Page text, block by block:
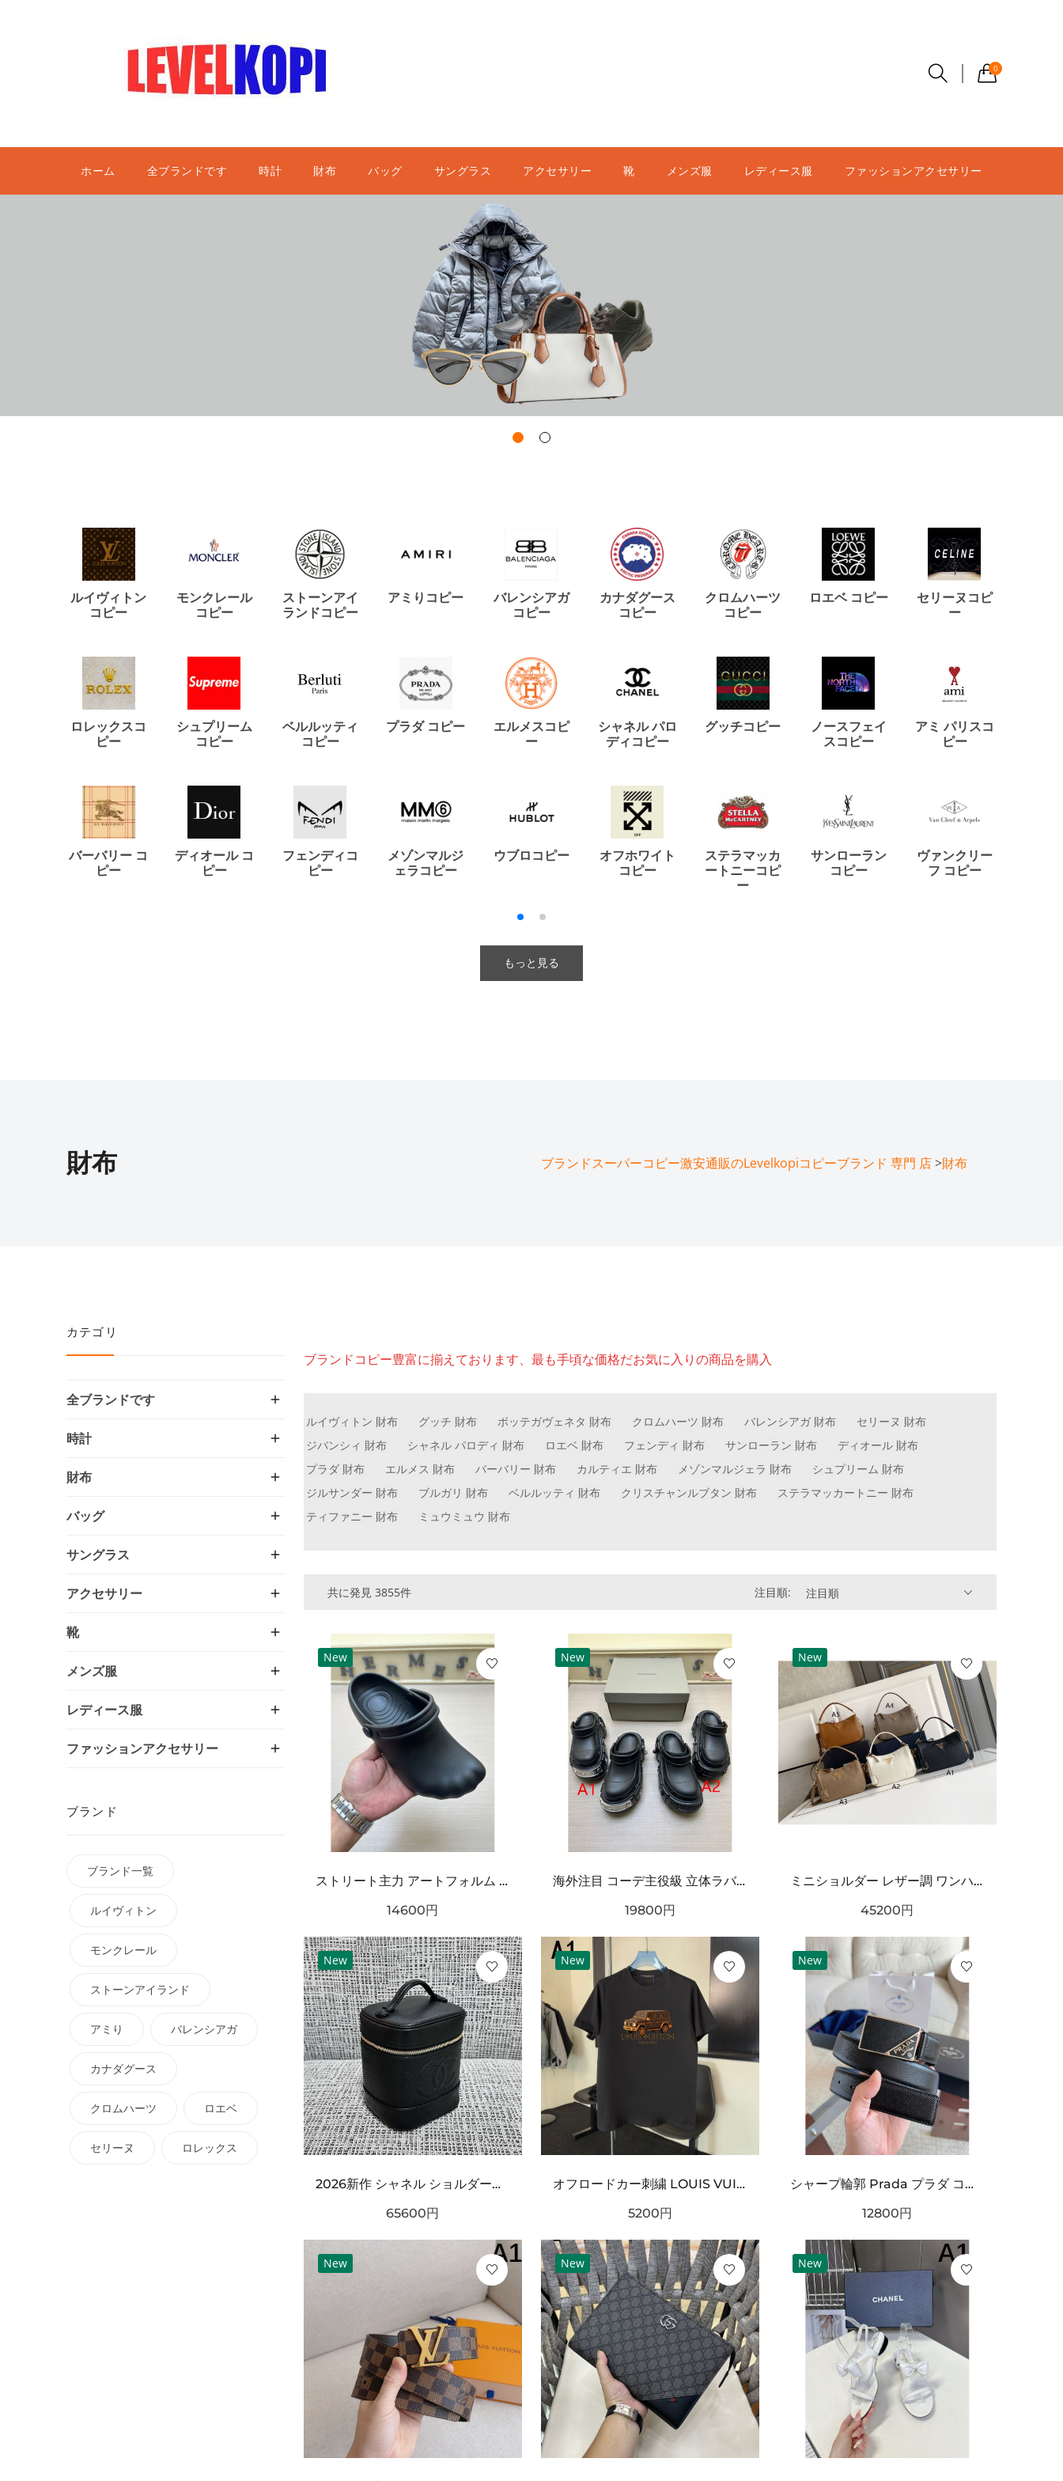
0
ホーム 全ブランドです 時計 財布 バッグ サングラス アクセサリー 靴 メンズ服 レディース服 ファッションアクセサリー
ルイヴィトン
コピー
モンクレール
コピー
ストーンアイ
ランドコピー
アミりコピー
バレンシアガ
コピー
カナダグース
コピー
クロムハーツ
コピー
ロエベ コピー
セリーヌコピ
ー
ロレックスコ
ピー
シュプリーム
コピー
ベルルッティ
コピー
プラダ コピー
エルメスコピ
ー
シャネル パロ
ディコピー
グッチコピー
ノースフェイ
スコピー
アミ パリスコ
ピー
バーバリー コ
ピー
ディオール コ
ピー
フェンディコ
ピー
メゾンマルジ
ェラコピー
ウブロコピー
オフホワイト
コピー
ステラマッカ
ートニーコピ
ー
サンローラン
コピー
ヴァンクリー
フ コピー
もっと見る
財布 ブランドスーパーコピー激安通販のLevelkopiコピーブランド 専門 店>財布
ブランドコピー豊富に揃えております、最も手頃な価格だお気に入りの商品を購入
ルイヴィトン 財布 グッチ 財布 ボッテガヴェネタ 財布 クロムハーツ 財布 バレンシアガ 財布
セリーヌ 財布
ジバンシィ 財布
シャネル パロディ 財布 ロエベ 財布 フェンディ 財布 サンローラン 財布
ディオール 財布
プラダ 財布
エルメス 財布 バーバリー 財布 カルティエ 財布 メゾンマルジェラ 財布
シュプリーム 財布
ジルサンダー 財布
ブルガリ 財布 ベルルッティ 財布 クリスチャンルブタン 財布
ステラマッカートニー 財布
ティファニー 財布
ミュウミュウ 財布
共に発見 3855件 注目順: 注目順
New
ストリート主力 アートフォルム ワンタッチ着脱 耐久ソール BALENCIAGA バーバリー コピー クロッグシューズ リラックスモード
14600円
New
海外注目 コーデ主役級 立体ラバー構造 クッション性良好 BALENCIAGA バーバリー コピー クロッグシューズ 耐久ソール エッジィモード
19800円
New
ミニショルダー レザー調 ワンハンドルデザイン PRADA プラダ コピー バッグ ゴールドロゴ カラーバリエーション豊富 2WAY通勤スタイル
45200円
New
2026新作 シャネル ショルダーバッグクロスボディバッグ 最新商品即完売必至｜CHANEL人気作
65600円
New
オフロードカー刺繍 LOUIS VUITTON ルイヴィトン コピー Tシャツ ブラックカラー フロントグラフィック 半袖デザイン ストリート感ある仕上がり
5200円
New
シャープ輪郭 Prada プラダ コピー ベルト ブラックレザー 細かなエンボス加工 サークルメタルバックル ロゴ刻印 都会的スタイル
12800円
New New New
カテゴリ
全ブランドです
時計
財布
バッグ
サングラス
アクセサリー
靴
メンズ服
レディース服
ファッションアクセサリー
ブランド
ブランド一覧
ルイヴィトン
モンクレール
ストーンアイランド
アミり バレンシアガ
カナダグース
クロムハーツ ロエベ
セリーヌ ロレックス